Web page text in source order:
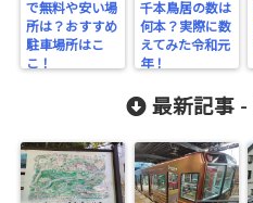
で無料や安い場
所は？おすすめ
駐車場所はこ
こ！
千本鳥居の数は
何本？実際に数
えてみた令和元
年！
最新記事 -